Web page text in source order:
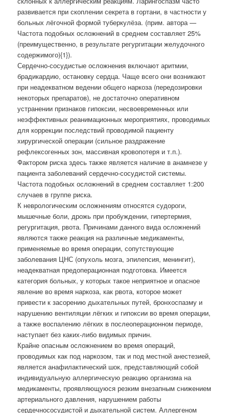
развивается при скоплении секрета в гортани, в частности у
больных лёгочной формой туберкулёза. (прим. автора —
Частота подобных осложнений в среднем составляет 25%
(преимущественно, в результате регургитации желудочного
содержимого){1}).
Сердечно-сосудистые осложнения включают аритмии,
брадикардию, остановку сердца. Чаще всего они возникают
при неадекватном ведении общего наркоза (передозировки
некоторых препаратов), не достаточно оперативном
устранении признаков гипоксии, несвоевременных или
неэффективных реанимационных мероприятиях, проводимых
для коррекции последствий проводимой пациенту
хирургической операции (сильное раздражение
рефлексогенных зон, массивная кровопотеря и т.п.).
Фактором риска здесь также является наличие в анамнезе у
пациента заболеваний сердечно-сосудистой системы.
Частота подобных осложнений в среднем составляет 1:200
случаев в группе риска.
К неврологическим осложнениям относятся судороги,
мышечные боли, дрожь при пробуждении, гипертермия,
регургитация, рвота. Причинами данного вида осложнений
являются также реакция на различные медикаменты,
применяемые во время операции, сопутствующие
заболевания ЦНС (опухоль мозга, эпилепсия, менингит),
неадекватная предоперационная подготовка. Имеется
категория больных, у которых такое неприятное и опасное
явление во время наркоза, как рвота, которое может
привести к засорению дыхательных путей, бронхоспазму и
нарушению вентиляции лёгких и гипоксии во время операции,
а также воспалению лёгких в послеоперационном периоде,
наступает без каких-либо видимых причин.
Крайне опасным осложнением во время операций,
проводимых как под наркозом, так и под местной анестезией,
является анафилактический шок, представляющий собой
индивидуальную аллергическую реакцию организма на
медикаменты, проявляющуюся резким внезапным снижением
артериального давления, нарушением работы
сердечнососудистой и дыхательной систем. Аллергеном